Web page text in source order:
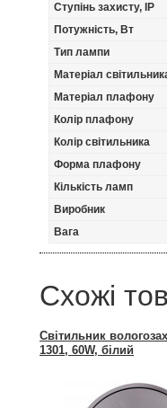
Ступінь захисту, IP
Потужність, Вт
Тип лампи
Матеріал
Матеріал плафону
Колір плафону
Колір світильника
Форма плафону
Кількість ламп
Виробник
Вага
Схожі
Світильник
1301, 60W, білий